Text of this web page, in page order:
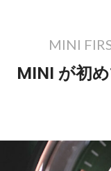
MINI
MINI が初